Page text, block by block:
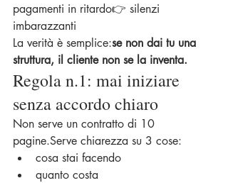
pagamenti in ritardo👉 silenzi
imbarazzanti
La verità è semplice:se non dai tu una
struttura, il cliente non se la inventa.
Regola n.1: mai iniziare
senza accordo chiaro
Non serve un contratto di 10
pagine.Serve chiarezza su 3 cose:
cosa stai facendo
quanto costa